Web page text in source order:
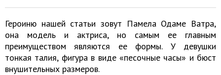
Героиню нашей статьи зовут Памела Одаме Ватра,
она модель и актриса, но самым ее главным
преимуществом являются ее формы. У девушки
тонкая талия, фигура в виде «песочные часы» и бюст
внушительных размеров.